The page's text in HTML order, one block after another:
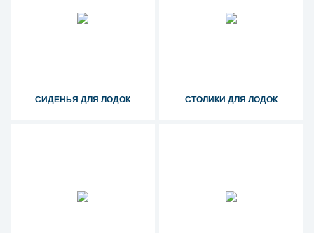
СИДЕНЬЯ ДЛЯ ЛОДОК СТОЛИКИ ДЛЯ ЛОДОК